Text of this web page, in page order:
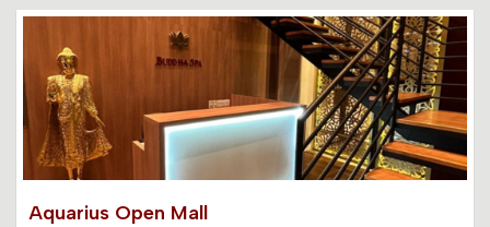
Aquarius Open Mall